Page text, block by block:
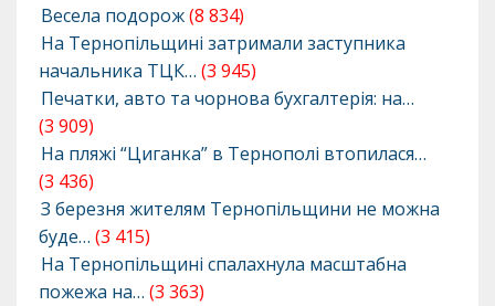
Весела подорож(8 834)
На Тернопільщині затримали заступника
начальника ТЦК… (3 945)
Печатки, авто та чорнова бухгалтерія: на…
(3 909)
На пляжі “Циганка” в Тернополі втопилася…
(3 436)
З березня жителям Тернопільщини не можна
буде… (3 415)
На Тернопільщині спалахнула масштабна
пожежа на… (3 363)